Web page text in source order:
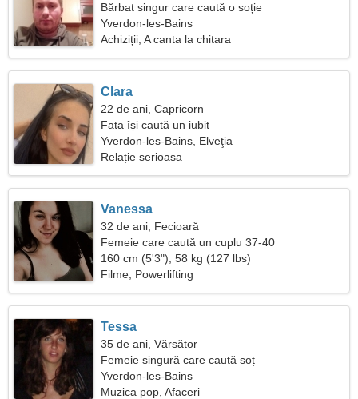
Bărbat singur care caută o soție
Yverdon-les-Bains
Achiziții, A canta la chitara
Clara
22 de ani, Capricorn
Fata își caută un iubit
Yverdon-les-Bains, Elveţia
Relație serioasa
Vanessa
32 de ani, Fecioară
Femeie care caută un cuplu 37-40
160 cm (5'3"), 58 kg (127 lbs)
Filme, Powerlifting
Tessa
35 de ani, Vărsător
Femeie singură care caută soț
Yverdon-les-Bains
Muzica pop, Afaceri